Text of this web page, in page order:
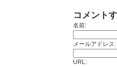
コメント
名前:
メールアドレス:
URL: